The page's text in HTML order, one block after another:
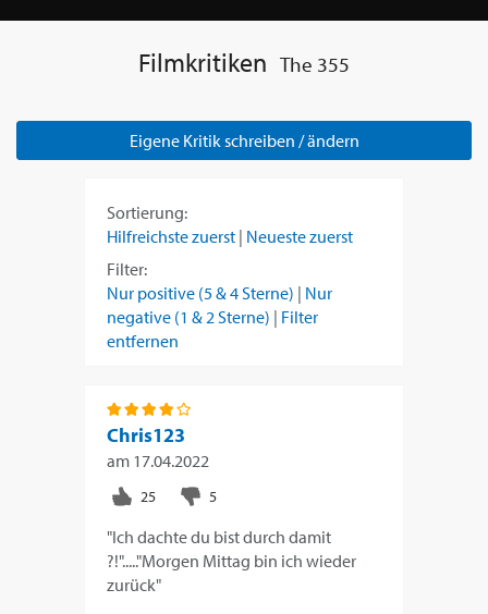
Filmkritiken The 355
Eigene Kritik schreiben / ändern
Sortierung:
Hilfreichste zuerst | Neueste zuerst
Filter:
Nur positive (5 & 4 Sterne) | Nur
negative (1 & 2 Sterne) | Filter
entfernen
Chris123
am 17.04.2022
"Ich dachte du bist durch damit
?!"....."Morgen Mittag bin ich wieder
zurück"